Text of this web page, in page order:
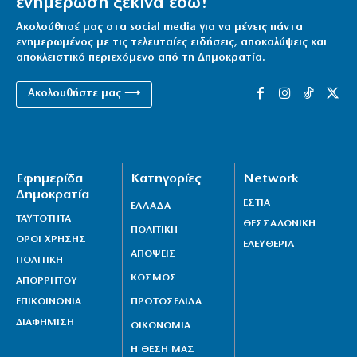
Δυτικού Νείλου
9|08|2026 | 13:10
ενημέρωση ξεκινά εδώ!
Ακολούθησέ μας στα social media για να μένεις πάντα
ενημερωμένος με τις τελευταίες ειδήσεις, αποκαλύψεις και
αποκλειστικό περιεχόμενο από τη Δημοκρατία.
Ακολουθήστε μας ⟶
Εφημερίδα
Δημοκρατία
ΤΑΥΤΟΤΗΤΑ
ΟΡΟΙ ΧΡΗΣΗΣ
ΠΟΛΙΤΙΚΗ
ΑΠΟΡΡΗΤΟΥ
ΕΠΙΚΟΙΝΩΝΙΑ
ΔΙΑΦΗΜΙΣΗ
Κατηγορίες
ΕΛΛΑΔΑ
ΠΟΛΙΤΙΚΗ
ΑΠΟΨΕΙΣ
ΚΟΣΜΟΣ
ΠΡΩΤΟΣΕΛΙΔΑ
ΟΙΚΟΝΟΜΙΑ
Η ΘΕΣΗ ΜΑΣ
Network
ΕΣΤΙΑ
ΘΕΣΣΑΛΟΝΙΚΗ
ΕΛΕΥΘΕΡΙΑ